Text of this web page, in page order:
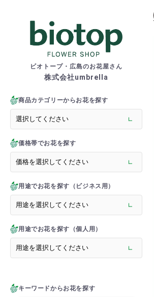
ビオトープ・広島のお花屋さん
株式会社umbrella
商品カテゴリーからお花を探す
価格帯でお花を探す
用途でお花を探す（ビジネス用）
用途でお花を探す（個人用）
キーワードからお花を探す